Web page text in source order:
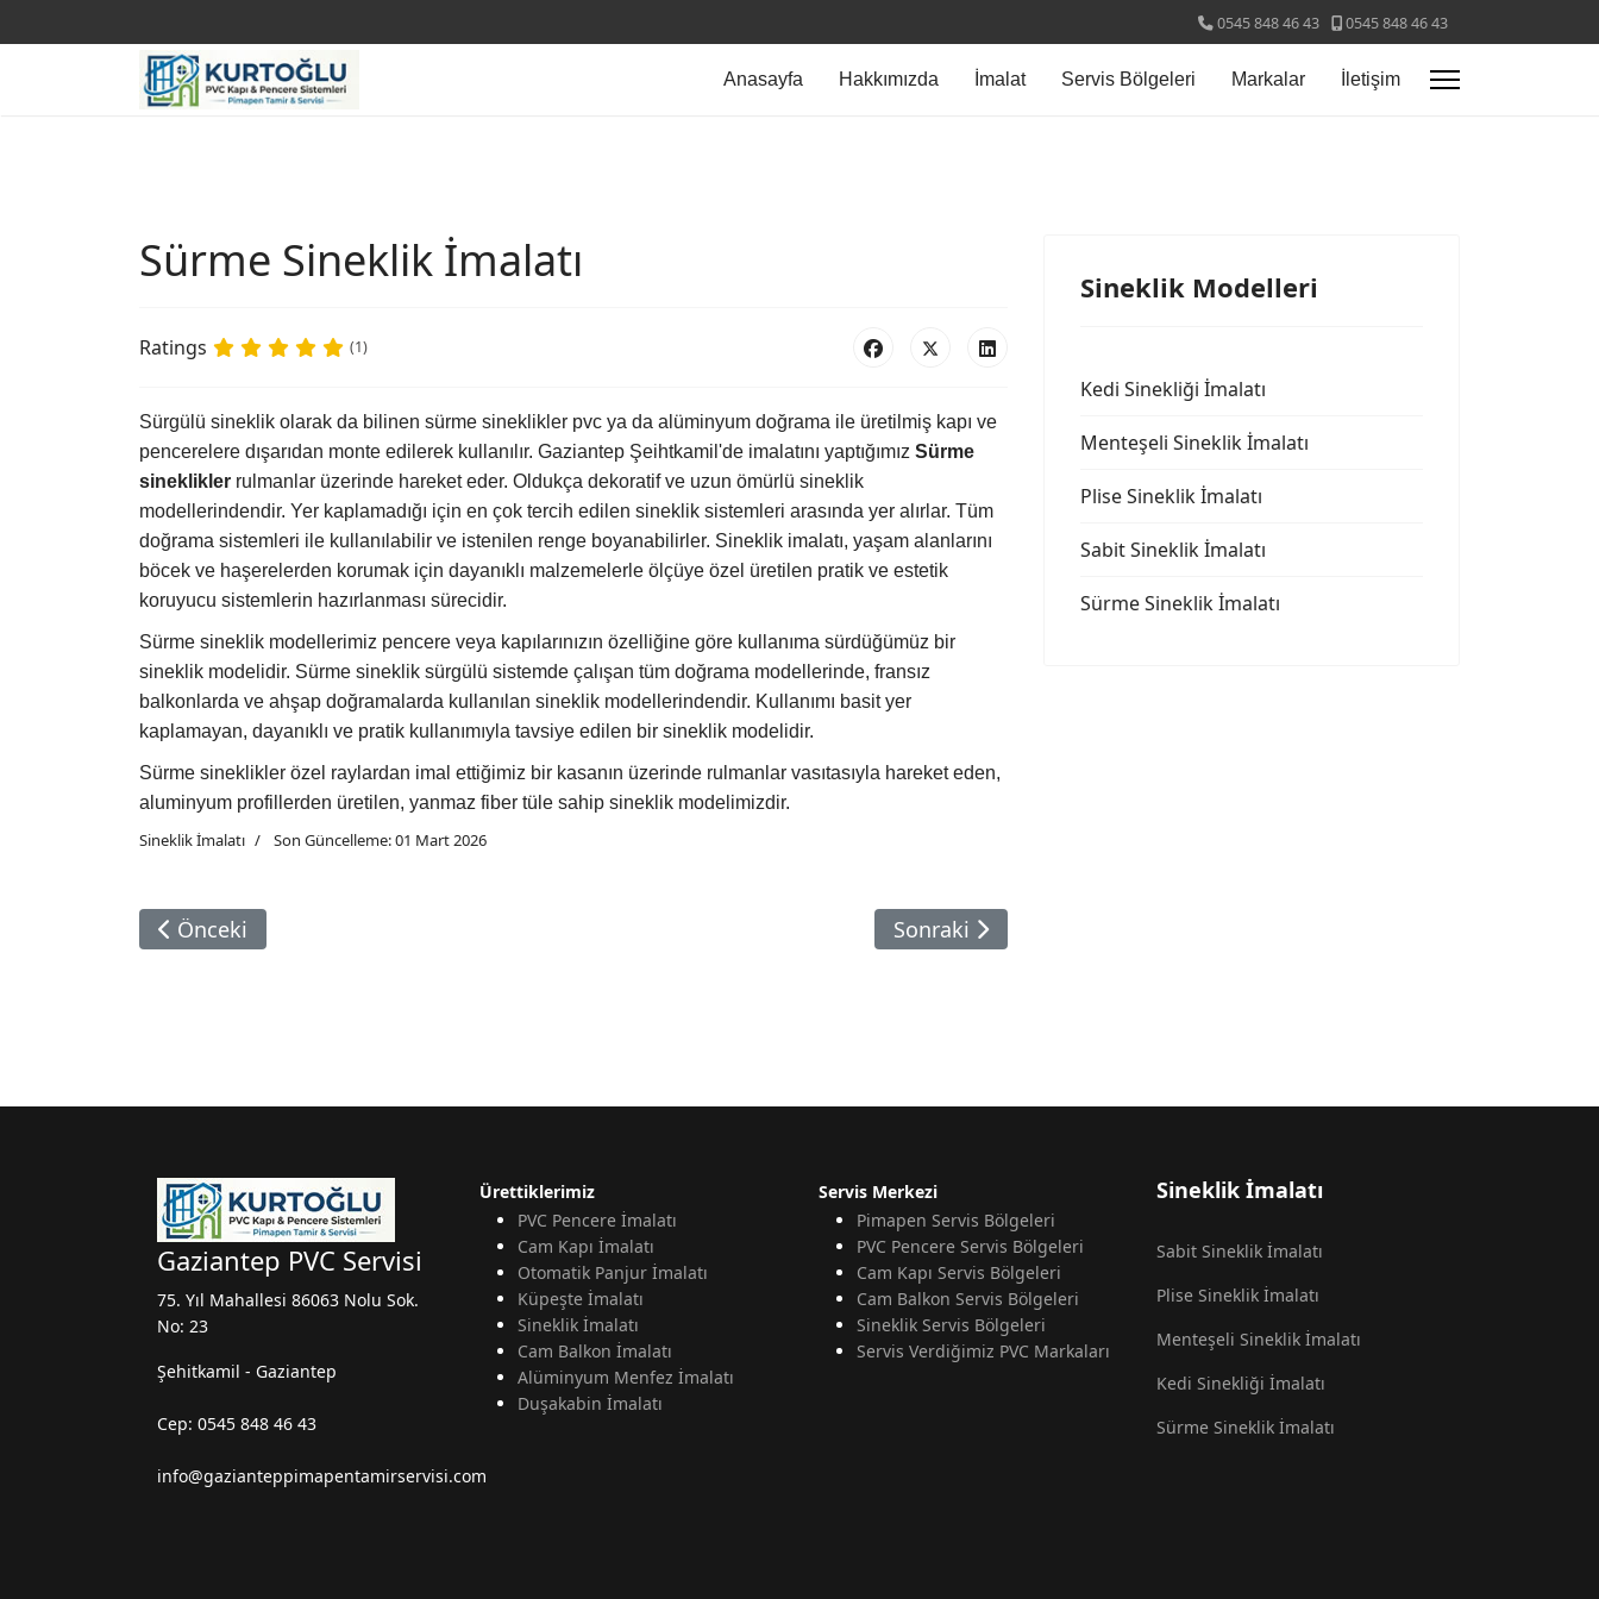
0545 848 46 43 0545 848 46 43
Anasayfa Hakkımızda İmalat Servis Bölgeleri Markalar İletişim
Sürme Sineklik İmalatı
Ratings (1)
Sürgülü sineklik olarak da bilinen sürme sineklikler pvc ya da alüminyum doğrama ile üretilmiş kapı ve
pencerelere dışarıdan monte edilerek kullanılır. Gaziantep Şeihtkamil'de imalatını yaptığımız Sürme
sineklikler rulmanlar üzerinde hareket eder. Oldukça dekoratif ve uzun ömürlü sineklik
modellerindendir. Yer kaplamadığı için en çok tercih edilen sineklik sistemleri arasında yer alırlar. Tüm
doğrama sistemleri ile kullanılabilir ve istenilen renge boyanabilirler. Sineklik imalatı, yaşam alanlarını
böcek ve haşerelerden korumak için dayanıklı malzemelerle ölçüye özel üretilen pratik ve estetik
koruyucu sistemlerin hazırlanması sürecidir.
Sürme sineklik modellerimiz pencere veya kapılarınızın özelliğine göre kullanıma sürdüğümüz bir
sineklik modelidir. Sürme sineklik sürgülü sistemde çalışan tüm doğrama modellerinde, fransız
balkonlarda ve ahşap doğramalarda kullanılan sineklik modellerindendir. Kullanımı basit yer
kaplamayan, dayanıklı ve pratik kullanımıyla tavsiye edilen bir sineklik modelidir.
Sürme sineklikler özel raylardan imal ettiğimiz bir kasanın üzerinde rulmanlar vasıtasıyla hareket eden,
aluminyum profillerden üretilen, yanmaz fiber tüle sahip sineklik modelimizdir.
Sineklik İmalatı Son Güncelleme: 01 Mart 2026
Önceki Makale: Menteşeli Sineklik İmalatı
Önceki Sonraki Makale: Sabit Sineklik İmalatı
Sonraki
Sineklik Modelleri
Kedi Sinekliği İmalatı
Menteşeli Sineklik İmalatı
Plise Sineklik İmalatı
Sabit Sineklik İmalatı
Sürme Sineklik İmalatı
Gaziantep PVC Servisi
75. Yıl Mahallesi 86063 Nolu Sok.
No: 23
Şehitkamil - Gaziantep
Cep: 0545 848 46 43
info@gazianteppimapentamirservisi.com
Ürettiklerimiz
PVC Pencere İmalatı
Cam Kapı İmalatı
Otomatik Panjur İmalatı
Küpeşte İmalatı
Sineklik İmalatı
Cam Balkon İmalatı
Alüminyum Menfez İmalatı
Duşakabin İmalatı
Servis Merkezi
Pimapen Servis Bölgeleri
PVC Pencere Servis Bölgeleri
Cam Kapı Servis Bölgeleri
Cam Balkon Servis Bölgeleri
Sineklik Servis Bölgeleri
Servis Verdiğimiz PVC Markaları
Sineklik İmalatı
Sabit Sineklik İmalatı
Plise Sineklik İmalatı
Menteşeli Sineklik İmalatı
Kedi Sinekliği İmalatı
Sürme Sineklik İmalatı